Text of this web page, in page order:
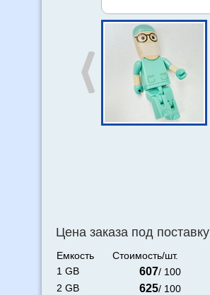
Цена заказа под поставку
Емкость
Стоимость/шт.
1 GB
607/ 100
2 GB
625/ 100